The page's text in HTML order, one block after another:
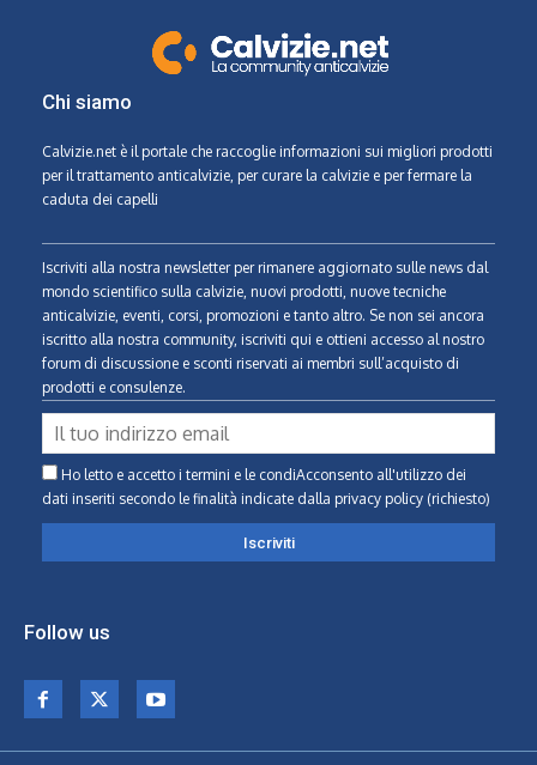
Chi siamo
Calvizie.net è il portale che raccoglie informazioni sui migliori prodotti
per il trattamento anticalvizie, per curare la calvizie e per fermare la
caduta dei capelli
Iscriviti alla nostra newsletter per rimanere aggiornato sulle news dal
mondo scientifico sulla calvizie, nuovi prodotti, nuove tecniche
anticalvizie, eventi, corsi, promozioni e tanto altro. Se non sei ancora
iscritto alla nostra community, iscriviti qui e ottieni accesso al nostro
forum di discussione e sconti riservati ai membri sull’acquisto di
prodotti e consulenze.
Ho letto e accetto i termini e le condiAcconsento all'utilizzo dei
dati inseriti secondo le finalità indicate dalla privacy policy (richiesto)
Follow us